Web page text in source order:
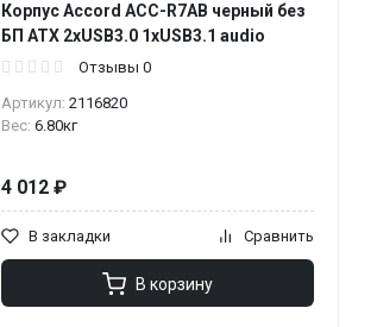
Корпус Accord ACC-R7AB черный без
БП ATX 2xUSB3.0 1xUSB3.1 audio
Отзывы 0
Артикул: 2116820
Вес: 6.80кг
4 012 ₽
В закладки Сравнить
В корзину